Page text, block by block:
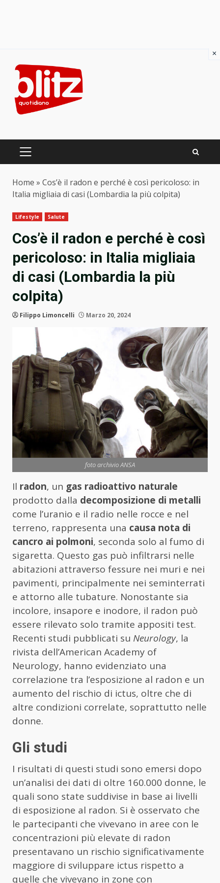
content
PRIMARY
Home » Cos’è il radon e perché è così pericoloso: in
Italia migliaia di casi (Lombardia la più colpita)
Lifestyle Salute
Cos’è il radon e perché è così
pericoloso: in Italia migliaia
di casi (Lombardia la più
colpita)
Filippo Limoncelli Marzo 20, 2024
foto archivio ANSA
Il radon, un gas radioattivo naturale
prodotto dalla decomposizione di metalli
come l’uranio e il radio nelle rocce e nel
terreno, rappresenta una causa nota di
cancro ai polmoni, seconda solo al fumo di
sigaretta. Questo gas può infiltrarsi nelle
abitazioni attraverso fessure nei muri e nei
pavimenti, principalmente nei seminterrati
e attorno alle tubature. Nonostante sia
incolore, insapore e inodore, il radon può
essere rilevato solo tramite appositi test.
Recenti studi pubblicati su Neurology, la
rivista dell’American Academy of
Neurology, hanno evidenziato una
correlazione tra l’esposizione al radon e un
aumento del rischio di ictus, oltre che di
altre condizioni correlate, soprattutto nelle
donne.
Gli studi
I risultati di questi studi sono emersi dopo
un’analisi dei dati di oltre 160.000 donne, le
quali sono state suddivise in base ai livelli
di esposizione al radon. Si è osservato che
le partecipanti che vivevano in aree con le
concentrazioni più elevate di radon
presentavano un rischio significativamente
maggiore di sviluppare ictus rispetto a
quelle che vivevano in zone con
×